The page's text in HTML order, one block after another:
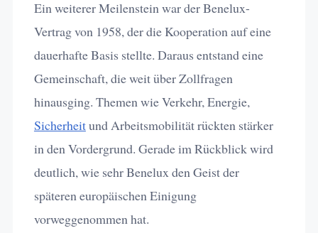
Ein weiterer Meilenstein war der Benelux-
Vertrag von 1958, der die Kooperation auf eine
dauerhafte Basis stellte. Daraus entstand eine
Gemeinschaft, die weit über Zollfragen
hinausging. Themen wie Verkehr, Energie,
Sicherheitund Arbeitsmobilität rückten stärker
in den Vordergrund. Gerade im Rückblick wird
deutlich, wie sehr Benelux den Geist der
späteren europäischen Einigung
vorweggenommen hat.